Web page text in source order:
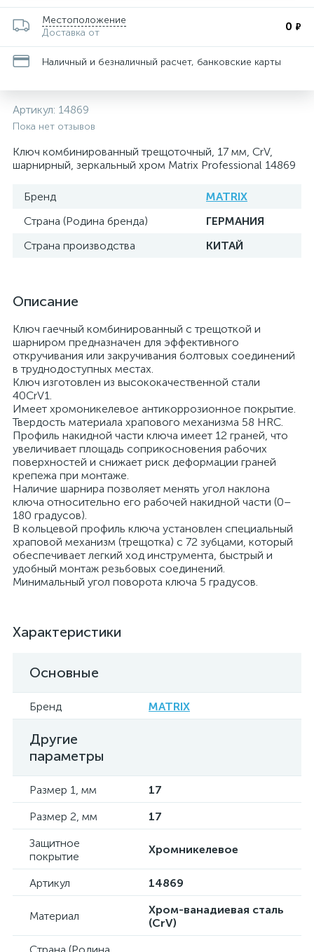
Местоположение
Доставка от
0 ₽
Наличный и безналичный расчет, банковские карты
Артикул: 14869
Пока нет отзывов
Ключ комбинированный трещоточный, 17 мм, CrV,
шарнирный, зеркальный хром Matrix Professional 14869
Бренд
MATRIX
Страна (Родина бренда)
ГЕРМАНИЯ
Страна производства
КИТАЙ
Описание
Ключ гаечный комбинированный с трещоткой и
шарниром предназначен для эффективного
откручивания или закручивания болтовых соединений
в труднодоступных местах.
Ключ изготовлен из высококачественной стали
40CrV1.
Имеет хромоникелевое антикоррозионное покрытие.
Твердость материала храпового механизма 58 HRС.
Профиль накидной части ключа имеет 12 граней, что
увеличивает площадь соприкосновения рабочих
поверхностей и снижает риск деформации граней
крепежа при монтаже.
Наличие шарнира позволяет менять угол наклона
ключа относительно его рабочей накидной части (0–
180 градусов).
В кольцевой профиль ключа установлен специальный
храповой механизм (трещотка) с 72 зубцами, который
обеспечивает легкий ход инструмента, быстрый и
удобный монтаж резьбовых соединений.
Минимальный угол поворота ключа 5 градусов.
Характеристики
Основные
Бренд MATRIX
Другие
параметры
Размер 1, мм
17
Размер 2, мм
17
Защитное
покрытие
Хромникелевое
Артикул 14869
Материал
Хром-ванадиевая сталь
(CrV)